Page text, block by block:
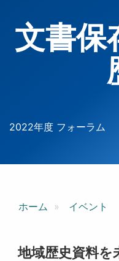
ー
文書保
2022年度 フォーラム
ホーム イベント
地域歴史資料を